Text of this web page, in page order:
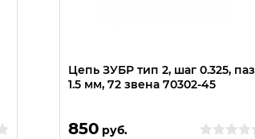
Цепь ЗУБР тип 2, шаг 0.325, паз
1.5 мм, 72 звена 70302-45
850 руб.